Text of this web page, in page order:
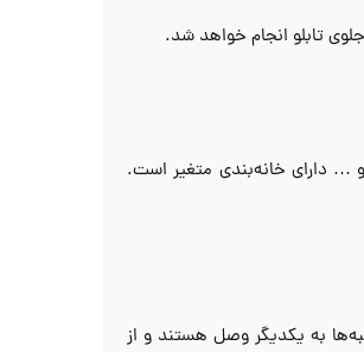
تابلو انجام خواهد شد.
و … دارای خانه‌بندی متغیر است.
به یکدیگر وصل هستند و از